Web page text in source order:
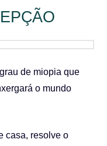
de miopia que
o mundo
casa, resolve o